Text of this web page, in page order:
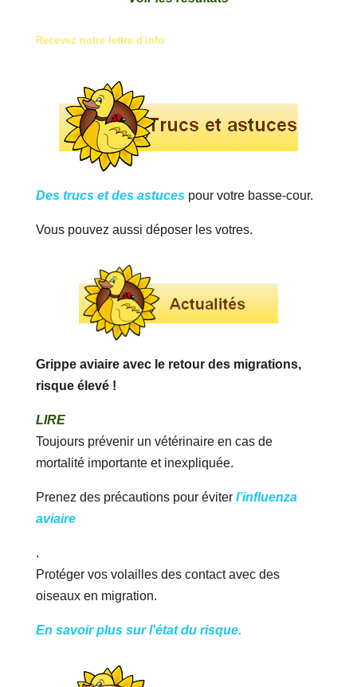
Recevez notre lettre d'info
Des trucs et des astucespour votre basse-cour.
Vous pouvez aussi déposer les votres.
Grippe aviaire avec le retour des migrations,
risque élevé !
LIRE
Toujours prévenir un vétérinaire en cas de
mortalité importante et inexpliquée.
Prenez des précautions pour éviter l’influenza
aviaire
.
Protéger vos volailles des contact avec des
oiseaux en migration.
En savoir plus sur l'état du risque.